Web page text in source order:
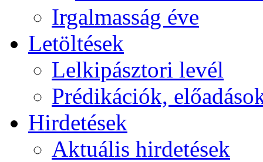
Irgalmasság éve
Letöltések
Lelkipásztori levél
Prédikációk,
Hirdetések
Aktuális hirdetések